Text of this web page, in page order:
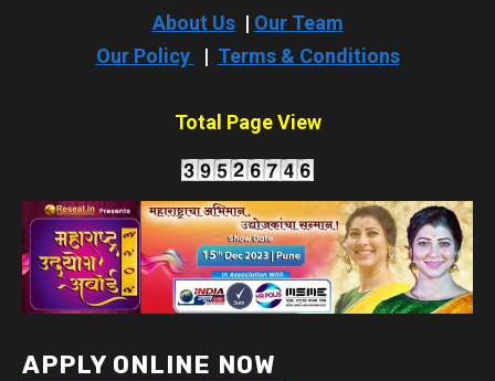
About Us| Our Team
Our Policy
| Terms & Conditions
Total Page View
APPLY ONLINE NOW